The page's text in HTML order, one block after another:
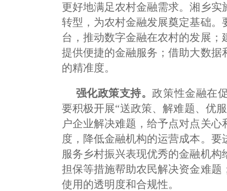
更好地满足农村金融需求。湘乡
转型，为农村金融发展奠定基础
台，推动数字金融在农村的发展
提供便捷的金融服务；借助大数
的精准度。
强化政策支持。政策性金融在
要积极开展“送政策、解难题、优
户企业解决难题，给予点对点关
度，降低金融机构的运营成本。
服务乡村振兴表现优秀的金融机
担保等措施帮助农民解决资金难
使用的透明度和合规性。